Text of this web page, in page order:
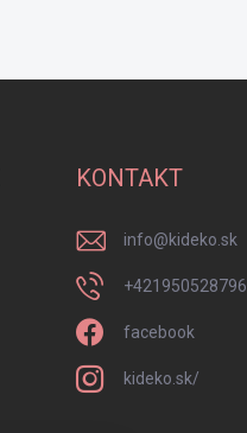
KONTAKT
info@kideko.sk
+421950528796
facebook
kideko.sk/